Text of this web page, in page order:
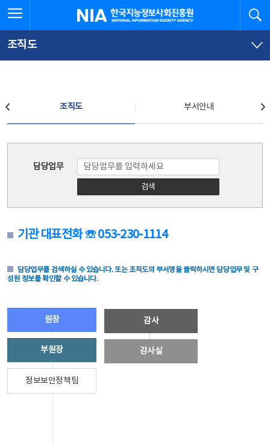
문
로
가
체
뉴
바
가
한국지능정보사회진흥원
조직도
조직도 부서안내
담당업무
검색
기관 대표전화 ☏ 053-230-1114
담당업무를 검색하실 수 있습니다. 또는 조직도의 부서명을 클릭하시면 담당업무 및 구
성원 정보를 확인할 수 있습니다.
원장
부원장
정보보안정책팀
감사
감사실